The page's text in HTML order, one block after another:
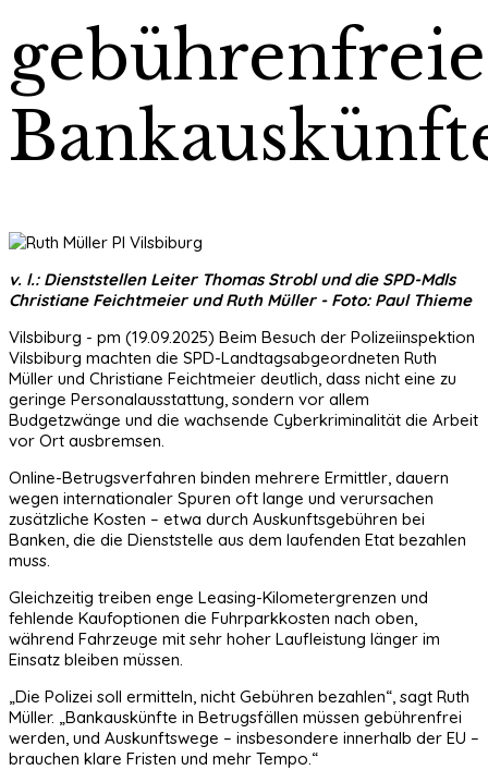
gebührenfreie
v. l.: Dienststellen Leiter Thomas Strobl und die SPD-Mdls
Christiane Feichtmeier und Ruth Müller - Foto: Paul Thieme
Vilsbiburg - pm (19.09.2025) Beim Besuch der Polizeiinspektion
Vilsbiburg machten die SPD-Landtagsabgeordneten Ruth
Müller und Christiane Feichtmeier deutlich, dass nicht eine zu
geringe Personalausstattung, sondern vor allem
Budgetzwänge und die wachsende Cyberkriminalität die Arbeit
vor Ort ausbremsen.
Online-Betrugsverfahren binden mehrere Ermittler, dauern
wegen internationaler Spuren oft lange und verursachen
zusätzliche Kosten – etwa durch Auskunftsgebühren bei
Banken, die die Dienststelle aus dem laufenden Etat bezahlen
muss.
Gleichzeitig treiben enge Leasing-Kilometergrenzen und
fehlende Kaufoptionen die Fuhrparkkosten nach oben,
während Fahrzeuge mit sehr hoher Laufleistung länger im
Einsatz bleiben müssen.
„Die Polizei soll ermitteln, nicht Gebühren bezahlen“, sagt Ruth
Müller. „Bankauskünfte in Betrugsfällen müssen gebührenfrei
werden, und Auskunftswege – insbesondere innerhalb der EU –
brauchen klare Fristen und mehr Tempo.“